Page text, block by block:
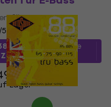
für E-Bass
/5
mit dem Code
20
Lager